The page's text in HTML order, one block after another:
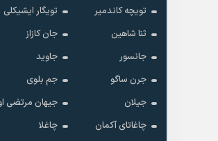
تویچه کاندمیر
تویگار ایشیکلی
ثنا شاهین
جان کازاز
جانسور
جاوید
جرن ساگو
جم بلوی
جیلان
جیهان مرتضی
چاغاتای آکمان
چاغلا